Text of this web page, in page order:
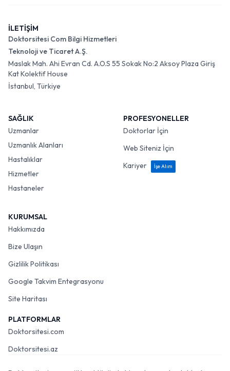
İLETİŞİM
Doktorsitesi Com Bilgi Hizmetleri
Teknoloji ve Ticaret A.Ş.
Maslak Mah. Ahi Evran Cd. A.O.S 55 Sokak No:2 Aksoy Plaza Giriş
Kat Kolektif House
İstanbul, Türkiye
SAĞLIK
Uzmanlar
Uzmanlık Alanları
Hastalıklar
Hizmetler
Hastaneler
PROFESYONELLER
Doktorlar İçin
Web Siteniz İçin
Kariyer
İşe Alım
KURUMSAL
Hakkımızda
Bize Ulaşın
Gizlilik Politikası
Google Takvim Entegrasyonu
Site Haritası
PLATFORMLAR
Doktorsitesi.com
Doktorsitesi.az